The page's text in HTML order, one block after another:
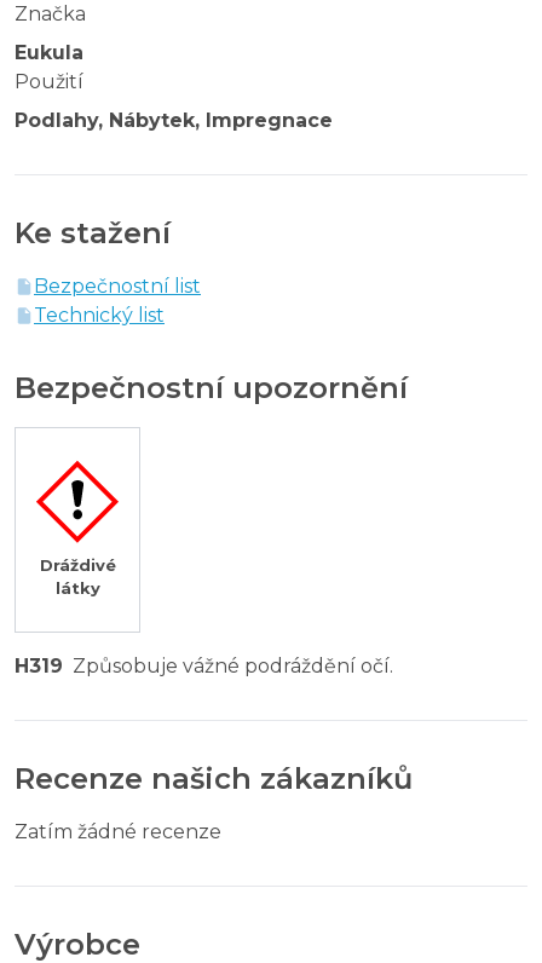
Značka
Eukula
Použití
Podlahy, Nábytek, Impregnace
Ke stažení
Bezpečnostní list
Technický list
Bezpečnostní upozornění
Dráždivé
látky
H319 Způsobuje vážné podráždění očí.
Recenze našich zákazníků
Zatím žádné recenze
Výrobce